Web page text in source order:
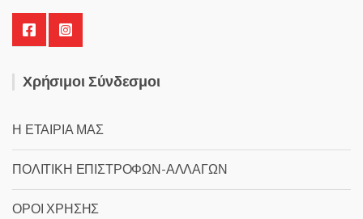
Χρήσιμοι Σύνδεσμοι
Η ΕΤΑΙΡΙΑ ΜΑΣ
ΠΟΛΙΤΙΚΗ ΕΠΙΣΤΡΟΦΩΝ-ΑΛΛΑΓΩΝ
ΟΡΟΙ ΧΡΗΣΗΣ